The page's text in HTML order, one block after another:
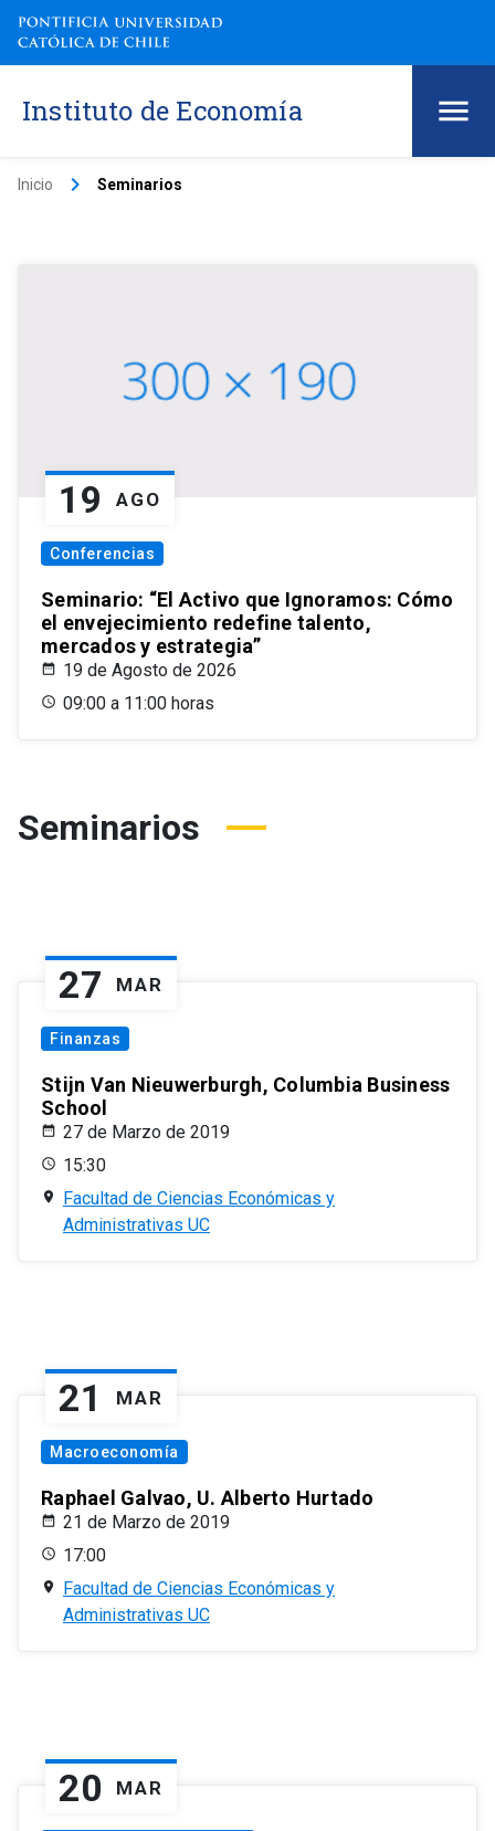
Instituto de Economía
Inicio keyboard_arrow_right Seminarios
19 AGO
Conferencias
Seminario: “El Activo que Ignoramos: Cómo
el envejecimiento redefine talento,
mercados y estrategia”
19 de Agosto de 2026
09:00 a 11:00 horas
Seminarios
27 MAR
Finanzas
Stijn Van Nieuwerburgh, Columbia Business
School
27 de Marzo de 2019
15:30
Facultad de Ciencias Económicas y
Administrativas UC
21 MAR
Macroeconomía
Raphael Galvao, U. Alberto Hurtado
21 de Marzo de 2019
17:00
Facultad de Ciencias Económicas y
Administrativas UC
20 MAR